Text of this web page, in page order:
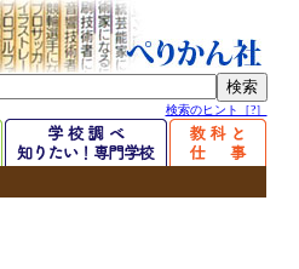
検索のヒント［?］